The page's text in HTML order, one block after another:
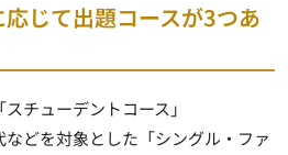
じて出題コースが3つあ
チューデントコース」
どを対象とした「シングル・ファ